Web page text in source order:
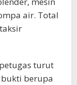
air. Total
turut
berupa